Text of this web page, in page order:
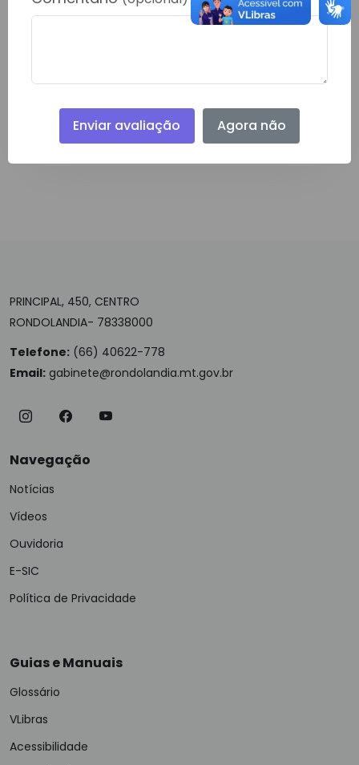
• Pressionar Alt + 3 em qualquer
página do portal leva diretamente
página do portal leva diretamente
ao rodapé da página.
PRINCIPAL, 450, CENTRO
RONDOLANDIA- 78338000
Telefone: (66) 40622-778
Email: gabinete@rondolandia.mt.gov.br
Navegação
Notícias
Vídeos
Ouvidoria
E-SIC
Política de Privacidade
Guias e Manuais
Glossário
VLibras
Acessibilidade
Enviar avaliação Agora não